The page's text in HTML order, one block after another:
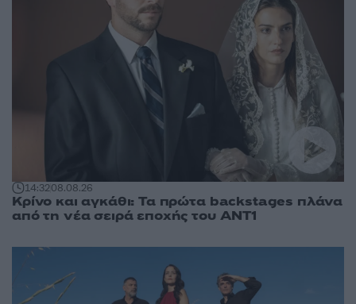
14:3208.08.26
Κρίνο και αγκάθι: Τα πρώτα backstages πλάνα
από τη νέα σειρά εποχής του ΑΝΤ1